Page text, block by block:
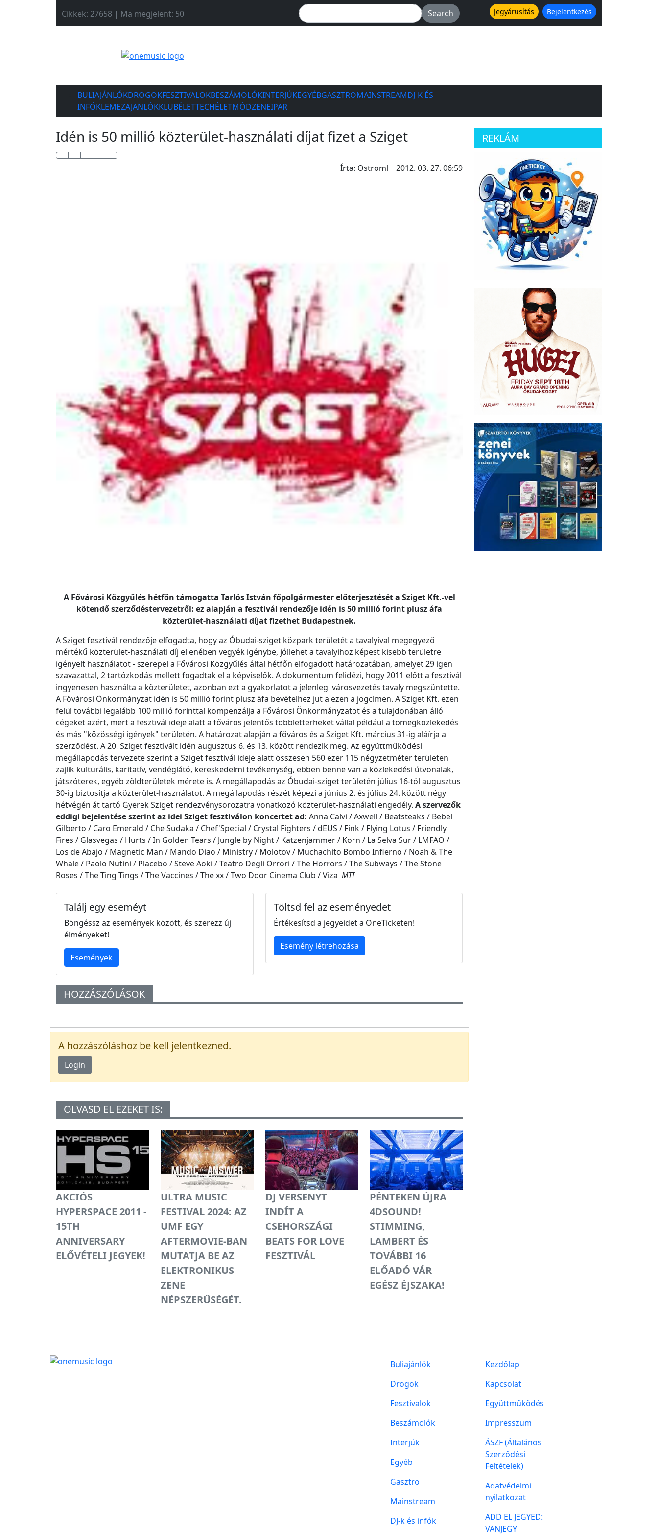
Cikkek: 27658 | Ma megjelent: 50 Jegyárusítás Bejelentkezés
BULIAJÁNLÓKDROGOKFESZTIVALOKBESZÁMOLÓKINTERJÚKEGYÉBGASZTROMAINSTREAMDJ-K ÉS
INFÓKLEMEZAJANLÓKKLUBÉLETTECHÉLETMÓDZENEIPAR
Idén is 50 millió közterület-használati díjat fizet a Sziget
Írta: Ostroml 2012. 03. 27. 06:59
A Fővárosi Közgyűlés hétfőn támogatta Tarlós István főpolgármester előterjesztését a Sziget Kft.-vel
kötendő szerződéstervezetről: ez alapján a fesztivál rendezője idén is 50 millió forint plusz áfa
közterület-használati díjat fizethet Budapestnek.
A Sziget fesztivál rendezője elfogadta, hogy az Óbudai-sziget közpark területét a tavalyival megegyező
mértékű közterület-használati díj ellenében vegyék igénybe, jóllehet a tavalyihoz képest kisebb területre
igényelt használatot - szerepel a Fővárosi Közgyűlés által hétfőn elfogadott határozatában, amelyet 29 igen
szavazattal, 2 tartózkodás mellett fogadtak el a képviselők. A dokumentum felidézi, hogy 2011 előtt a fesztivál
ingyenesen használta a közterületet, azonban ezt a gyakorlatot a jelenlegi városvezetés tavaly megszüntette.
A Fővárosi Önkormányzat idén is 50 millió forint plusz áfa bevételhez jut a ezen a jogcímen. A Sziget Kft. ezen
felül további legalább 100 millió forinttal kompenzálja a Fővárosi Önkormányzatot és a tulajdonában álló
cégeket azért, mert a fesztivál ideje alatt a főváros jelentős többletterheket vállal például a tömegközlekedés
és más "közösségi igények" területén. A határozat alapján a főváros és a Sziget Kft. március 31-ig aláírja a
szerződést. A 20. Sziget fesztivált idén augusztus 6. és 13. között rendezik meg. Az együttműködési
megállapodás tervezete szerint a Sziget fesztivál ideje alatt összesen 560 ezer 115 négyzetméter területen
zajlik kulturális, karitatív, vendéglátó, kereskedelmi tevékenység, ebben benne van a közlekedési útvonalak,
játszóterek, egyéb zöldterületek mérete is. A megállapodás az Óbudai-sziget területén július 16-tól augusztus
30-ig biztosítja a közterület-használatot. A megállapodás részét képezi a június 2. és július 24. között négy
hétvégén át tartó Gyerek Sziget rendezvénysorozatra vonatkozó közterület-használati engedély. A szervezők
eddigi bejelentése szerint az idei Sziget fesztiválon koncertet ad: Anna Calvi / Axwell / Beatsteaks / Bebel
Gilberto / Caro Emerald / Che Sudaka / Chef'Special / Crystal Fighters / dEUS / Fink / Flying Lotus / Friendly
Fires / Glasvegas / Hurts / In Golden Tears / Jungle by Night / Katzenjammer / Korn / La Selva Sur / LMFAO /
Los de Abajo / Magnetic Man / Mando Diao / Ministry / Molotov / Muchachito Bombo Infierno / Noah & The
Whale / Paolo Nutini / Placebo / Steve Aoki / Teatro Degli Orrori / The Horrors / The Subways / The Stone
Roses / The Ting Tings / The Vaccines / The xx / Two Door Cinema Club / Viza MTI
Találj egy eseméyt
Böngéssz az események között, és szerezz új
élményeket!
Események
Töltsd fel az eseményedet
Értékesítsd a jegyeidet a OneTicketen!
Esemény létrehozása
HOZZÁSZÓLÁSOK
A hozzászóláshoz be kell jelentkezned.
Login
OLVASD EL EZEKET IS:
AKCIÓS
HYPERSPACE 2011 -
15TH
ANNIVERSARY
ELŐVÉTELI JEGYEK!
ULTRA MUSIC
FESTIVAL 2024: AZ
UMF EGY
AFTERMOVIE-BAN
MUTATJA BE AZ
ELEKTRONIKUS
ZENE
NÉPSZERŰSÉGÉT.
DJ VERSENYT
INDÍT A
CSEHORSZÁGI
BEATS FOR LOVE
FESZTIVÁL
PÉNTEKEN ÚJRA
4DSOUND!
STIMMING,
LAMBERT ÉS
TOVÁBBI 16
ELŐADÓ VÁR
EGÉSZ ÉJSZAKA!
REKLÁM
Buliajánlók
Drogok
Fesztivalok
Beszámolók
Interjúk
Egyéb
Gasztro
Mainstream
DJ-k és infók
Kezdőlap
Kapcsolat
Együttműködés
Impresszum
ÁSZF (Általános
Szerződési
Feltételek)
Adatvédelmi
nyilatkozat
ADD EL JEGYED:
VANJEGY